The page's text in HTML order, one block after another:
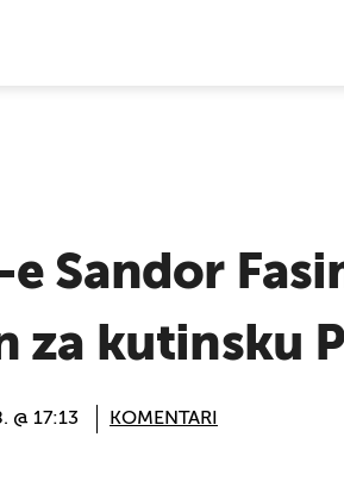
e Sandor
za kutinsku
@ 17:13 KOMENTARI